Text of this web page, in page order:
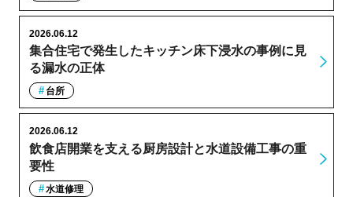
集合住宅で発生したキッチン床下浸水の事例に見
る漏水の正体
2026.06.12
台所
飲食店開業を支える厨房設計と水道設備工事の重
要性
2026.06.12
水道修理